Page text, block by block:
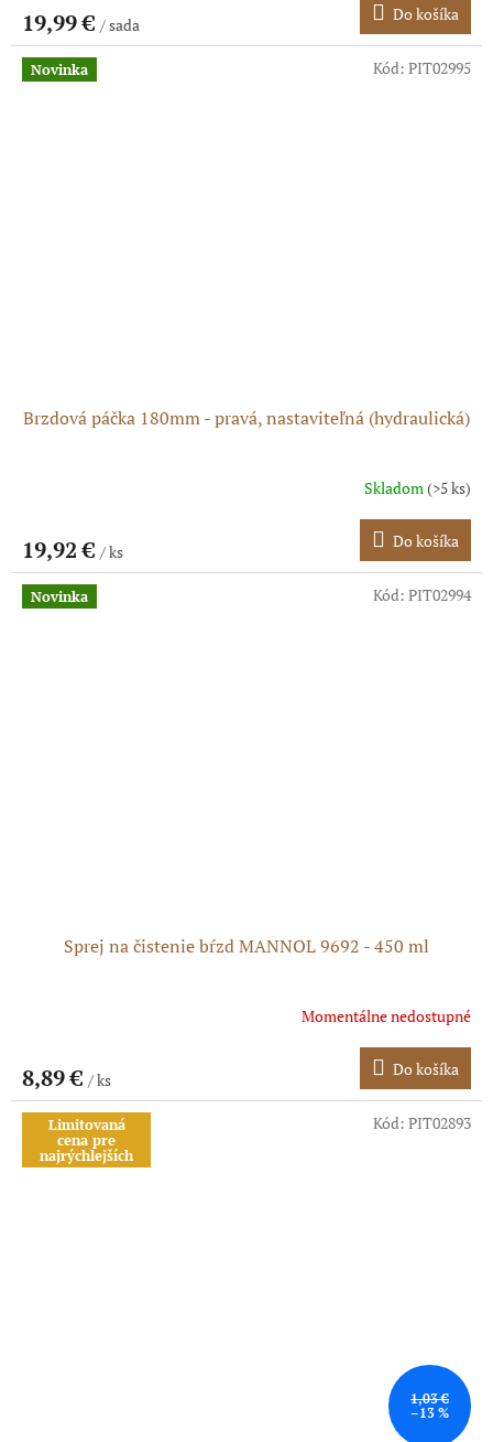
19,99 € / sada
Do košíka
Novinka
Brzdová páčka 180mm - pravá, nastaviteľná (hydraulická)
Skladom(>5 ks)
19,92 € / ks
Do košíka
Kód: PIT02995
Novinka
Sprej na čistenie bŕzd MANNOL 9692 - 450 ml
Momentálne nedostupné
8,89 € / ks
Do košíka
Kód: PIT02994
Limitovaná
cena pre
najrýchlejších
1,03 €
–13 %
Kód: PIT02893